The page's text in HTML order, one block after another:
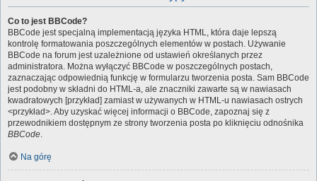
Co to jest BBCode?
BBCode jest specjalną implementacją języka HTML, która daje lepszą
kontrolę formatowania poszczególnych elementów w postach. Używanie
BBCode na forum jest uzależnione od ustawień określanych przez
administratora. Można wyłączyć BBCode w poszczególnych postach,
zaznaczając odpowiednią funkcję w formularzu tworzenia posta. Sam BBCode
jest podobny w składni do HTML-a, ale znaczniki zawarte są w nawiasach
kwadratowych [przykład] zamiast w używanych w HTML-u nawiasach ostrych
<przykład>. Aby uzyskać więcej informacji o BBCode, zapoznaj się z
przewodnikiem dostępnym ze strony tworzenia posta po kliknięciu odnośnika
BBCode.
Na górę